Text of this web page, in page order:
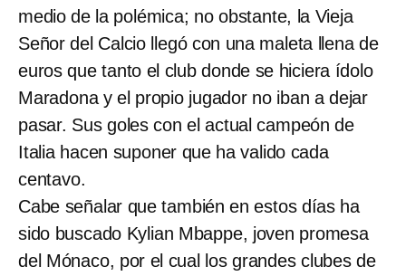
medio de la polémica; no obstante, la Vieja
Señor del Calcio llegó con una maleta llena de
euros que tanto el club donde se hiciera ídolo
Maradona y el propio jugador no iban a dejar
pasar. Sus goles con el actual campeón de
Italia hacen suponer que ha valido cada
centavo.
Cabe señalar que también en estos días ha
sido buscado Kylian Mbappe, joven promesa
del Mónaco, por el cual los grandes clubes de